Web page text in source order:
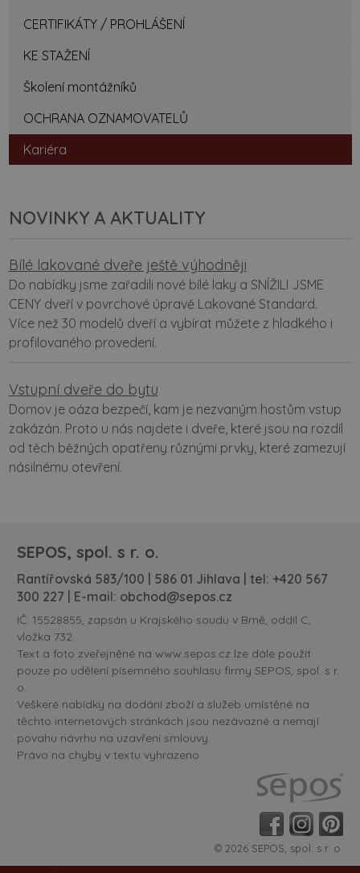
CERTIFIKÁTY / PROHLÁŠENÍ
KE STAŽENÍ
Školení montážníků
OCHRANA OZNAMOVATELŮ
Kariéra
NOVINKY A AKTUALITY
Bílé lakované dveře ještě výhodněji
Do nabídky jsme zařadili nové bílé laky a SNÍŽILI JSME
CENY dveří v povrchové úpravě Lakované Standard.
Více než 30 modelů dveří a vybírat můžete z hladkého i
profilovaného provedení.
Vstupní dveře do bytu
Domov je oáza bezpečí, kam je nezvaným hostům vstup
zakázán. Proto u nás najdete i dveře, které jsou na rozdíl
od těch běžných opatřeny různými prvky, které zamezují
násilnému otevření.
SEPOS, spol. s r. o.
Rantířovská 583/100 | 586 01 Jihlava | tel: +420 567
300 227 | E-mail: obchod@sepos.cz
IČ: 15528855, zapsán u Krajského soudu v Brně, oddíl C,
vložka 732.
Text a foto zveřejněné na www.sepos.cz lze dále použít
pouze po udělení písemného souhlasu firmy SEPOS, spol. s r.
o.
Veškeré nabídky na dodání zboží a služeb umístěné na
těchto internetových stránkách jsou nezávazné a nemají
povahu návrhu na uzavření smlouvy.
Právo na chyby v textu vyhrazeno.
© 2026 SEPOS, spol. s r. o.